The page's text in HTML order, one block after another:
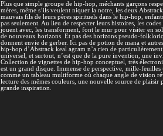
Plus que simple groupe de hip-hop, méchants garçons
mères, même s’ils veulent niquer la notre, les deux
mauvais fils de leurs pères spirituels dans le hip-hop,
pas seulement. Au lieu de respecter leurs histoires, les
jouent avec, les transforment, font le mur pour visiter en
de nouveaux horizons. Et pas des horizons pseudo-
donnent envie de gerber. Ici pas de potion de mana et
hip-hop d’Abstrack keal agram n’a rien de
universel, et surtout, n’est que de la pure invention, une
Collection de vignettes de hip-hop conceptuel, très
est un grand disque. Immense de perspective, mille-
comme un tableau multiforme où chaque angle de vision
lecture des mêmes couleurs, une nouvelle source de plaisir
grande inspiration.